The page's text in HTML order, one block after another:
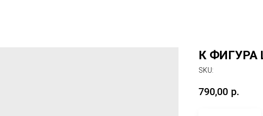
К ФИГУРА
SKU:
790,00 р.